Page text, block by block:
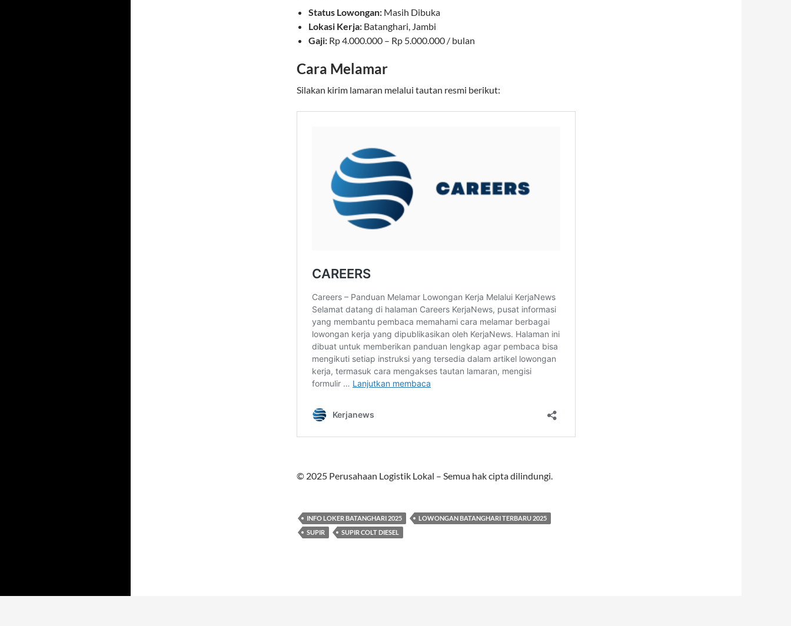
Status Lowongan: Masih Dibuka
Lokasi Kerja: Batanghari, Jambi
Gaji: Rp 4.000.000 – Rp 5.000.000 / bulan
Cara Melamar
Silakan kirim lamaran melalui tautan resmi berikut:
© 2025 Perusahaan Logistik Lokal – Semua hak cipta dilindungi.
INFO LOKER BATANGHARI 2025
LOWONGAN BATANGHARI TERBARU 2025
SUPIR
SUPIR COLT DIESEL